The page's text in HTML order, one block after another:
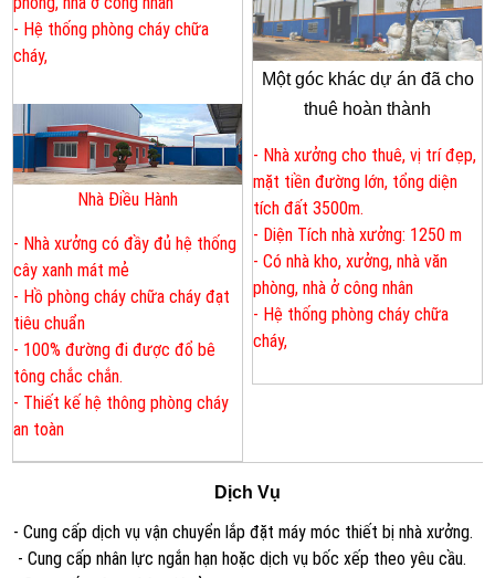
- Hệ thống phòng cháy chữa
cháy,
Nhà Điều Hành
- Nhà xưởng có đầy đủ hệ thống
cây xanh mát mẻ
- Hồ phòng cháy chữa cháy đạt
tiêu chuẩn
- 100% đường đi được đổ bê
tông chắc chắn.
- Thiết kế hệ thông phòng cháy
an toàn
Một góc khác dự án đã cho
thuê hoàn thành
- Nhà xưởng cho thuê, vị trí đẹp,
mặt tiền đường lớn, tổng diện
tích đất 3500m.
- Diện Tích nhà xưởng: 1250 m
- Có nhà kho, xưởng, nhà văn
phòng, nhà ở công nhân
- Hệ thống phòng cháy chữa
cháy,
Dịch Vụ
- Cung cấp dịch vụ vận chuyển lắp đặt máy móc thiết bị nhà xưởng.
- Cung cấp nhân lực ngắn hạn hoặc dịch vụ bốc xếp theo yêu cầu.